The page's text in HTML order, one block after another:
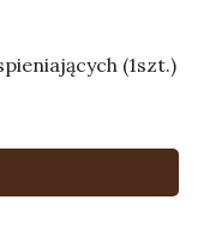
(1szt.)